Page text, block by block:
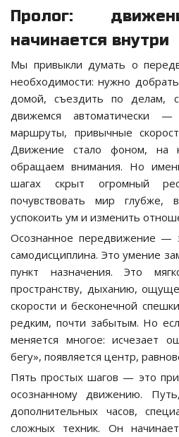
Пролог:
начинается внутри
Мы привыкли думать о
необходимости: нужно
домой, съездить по делам,
движемся автоматически
маршруты, привычные
Движение стало фоном, на
обращаем внимания. Но
шагах скрыт огромный
почувствовать мир глубже,
успокоить ум и изменить
Осознанное передвижение —
самодисциплина. Это умение
пункт назначения. Это
пространству, дыханию,
скорости и бесконечной
редким, почти забытым. Но
меняется многое: исчезает
бегу», появляется центр,
Пять простых шагов — это
осознанному движению.
дополнительных часов,
сложных техник. Он